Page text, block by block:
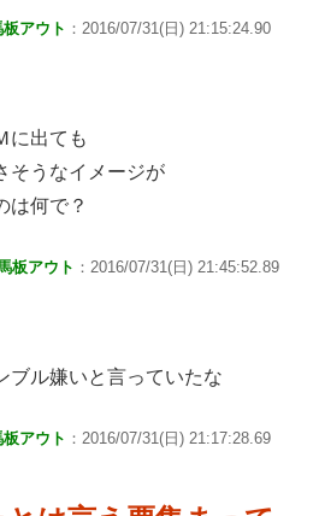
アウト ：2016/07/31(日) 21:15:24.90
に出ても
そうなイメージが
は何で？
板アウト ：2016/07/31(日) 21:45:52.89
ブル嫌いと言っていたな
アウト ：2016/07/31(日) 21:17:28.69